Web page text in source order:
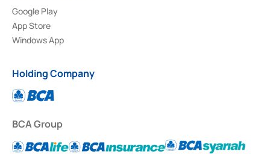
Google Play
App Store
Windows App
Holding Company
BCA Group